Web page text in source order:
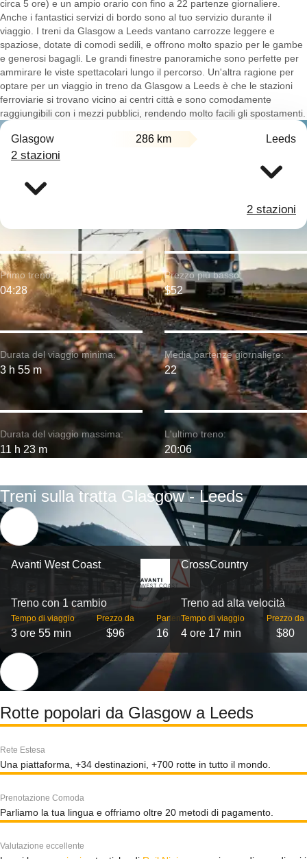
circa 5 ore) e un ampio orario con fino a 22 partenze giornaliere.
Anche i fantastici servizi di bordo sono al tuo servizio durante il
viaggio. I treni da Glasgow a Leeds vantano carrozze leggere e
spaziose, dotate di comodi sedili, e offrono molto spazio per le gambe
e generosi bagagli. Le grandi finestre panoramiche sono perfette per
ammirare le viste spettacolari lungo il percorso. Un'altra ragione per
optare per un viaggio in treno da Glasgow a Leeds è che le stazioni
ferroviarie si trovano vicino ai centri città e sono comodamente
raggiungibili con i mezzi pubblici, rendendo molto facili gli spostamenti.
Glasgow 286 km Leeds
2 stazioni
2 stazioni
Durata del viaggio minima:
3 h 55 m
Primo treno:
04:28
Durata del viaggio massima:
11 h 23 m
Prezzo più basso:
$52
Media partenze giornaliere:
22
L'ultimo treno:
20:06
Treni sulla tratta Glasgow - Leeds
Avanti West Coast
Treno con 1 cambio
Tempo di viaggio
3 ore 55 min
Prezzo da
$96
Partenze
16
CrossCountry
Treno ad alta velocità
Tempo di viaggio
4 ore 17 min
Prezzo da
$80
Rotte popolari da Glasgow a Leeds
Rete Estesa
Una piattaforma, +34 destinazioni, +700 rotte in tutto il mondo.
Prenotazione Comoda
Parliamo la tua lingua e offriamo oltre 20 metodi di pagamento.
Valutazione eccellente